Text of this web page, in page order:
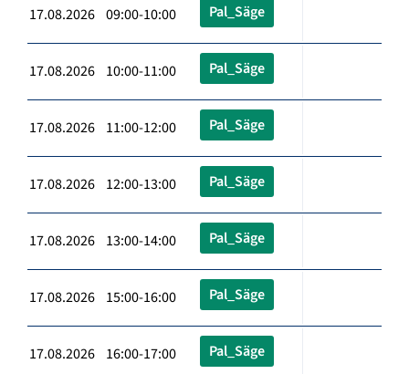
17.08.2026 09:00-10:00 Pal_Säge
17.08.2026 10:00-11:00 Pal_Säge
17.08.2026 11:00-12:00 Pal_Säge
17.08.2026 12:00-13:00 Pal_Säge
17.08.2026 13:00-14:00 Pal_Säge
17.08.2026 15:00-16:00 Pal_Säge
17.08.2026 16:00-17:00 Pal_Säge